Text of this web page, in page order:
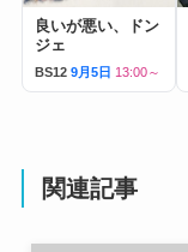
良いが悪い、ドン
ジェ
BS12 9月5日 13:00～
関連記事